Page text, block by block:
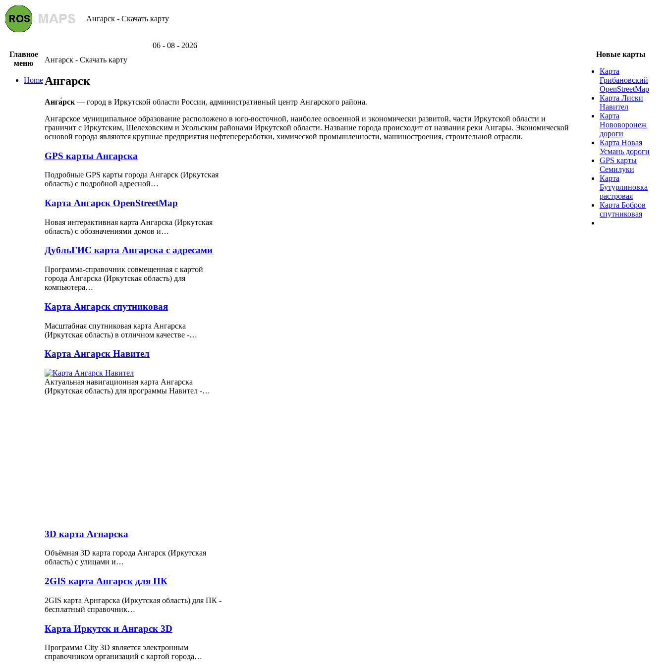
Ангарск - Скачать карту
06 - 08 - 2026
Главное
меню
Home
Ангарск - Скачать карту
Ангарск
Анга́рск — город в Иркутской области России, административный центр Ангарского района.
Ангарское муниципальное образование расположено в юго-восточной, наиболее освоенной и экономически развитой, части Иркутской области и
граничит с Иркутским, Шелеховским и Усольским районами Иркутской области. Название города происходит от названия реки Ангары. Экономической
основой города являются крупные предприятия нефтепереработки, химической промышленности, машиностроения, строительной отрасли.
GPS карты Ангарска
Подробные GPS карты города Ангарск (Иркутская
область) с подробной адресной…
Карта Ангарск OpenStreetMap
Новая интерактивная карта Ангарска (Иркутская
область) с обозначениями домов и…
ДубльГИС карта Ангарска с адресами
Программа-справочник совмещенная с картой
города Ангарска (Иркутская область) для
компьютера…
Карта Ангарск спутниковая
Масштабная спутниковая карта Ангарска
(Иркутская область) в отличном качестве -…
Карта Ангарск Навител
Актуальная навигационная карта Ангарска
(Иркутская область) для программы Навител -…
3D карта Агнарска
Объёмная 3D карта города Ангарск (Иркутская
область) с улицами и…
2GIS карта Ангарск для ПК
2GIS карта Арнгарска (Иркутская область) для ПК -
бесплатный справочник…
Карта Иркутск и Ангарск 3D
Программа City 3D является электронным
справочником организаций с картой города…
Новые карты
Карта
Грибановский
OpenStreetMap
Карта Лиски
Навител
Карта
Нововоронеж
дороги
Карта Новая
Усмань дороги
GPS карты
Семилуки
Карта
Бутурлиновка
растровая
Карта Бобров
спутниковая